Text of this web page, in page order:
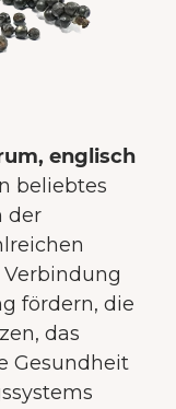
englisch
beliebtes
der
fördern, die
das
Gesundheit